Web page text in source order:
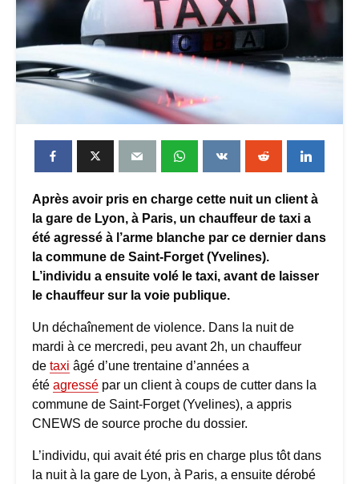
Après avoir pris en charge cette nuit un client à
la gare de Lyon, à Paris, un chauffeur de taxi a
été agressé à l’arme blanche par ce dernier dans
la commune de Saint-Forget (Yvelines).
L’individu a ensuite volé le taxi, avant de laisser
le chauffeur sur la voie publique.
Un déchaînement de violence. Dans la nuit de
mardi à ce mercredi, peu avant 2h, un chauffeur
de taxi âgé d’une trentaine d’années a
été agressé par un client à coups de cutter dans la
commune de Saint-Forget (Yvelines), a appris
CNEWS de source proche du dossier.
L’individu, qui avait été pris en charge plus tôt dans
la nuit à la gare de Lyon, à Paris, a ensuite dérobé